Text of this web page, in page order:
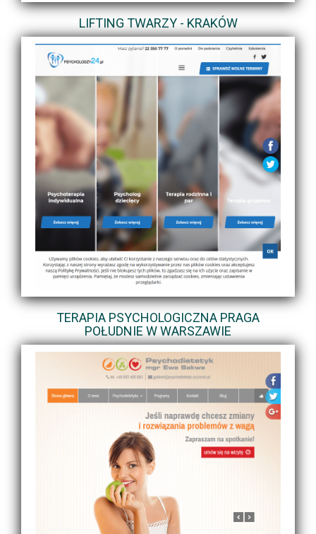
LIFTING TWARZY - KRAKÓW
TERAPIA PSYCHOLOGICZNA PRAGA
POŁUDNIE W WARSZAWIE